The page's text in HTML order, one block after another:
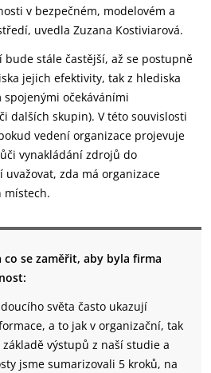
v bezpečném, modelovém a
uvedla Zuzana Kostiviarová.
stále častější, až se postupně
jejich efektivity, tak z hlediska
očekáváními
dalších skupin). V této souvislosti
vedení organizace projevuje
vynakládání zdrojů do
zda má organizace
místech.
co se zaměřit, aby byla firma
světa často ukazují
a to jak v organizační, tak
výstupů z naší studie a
jsme sumarizovali 5 kroků, na